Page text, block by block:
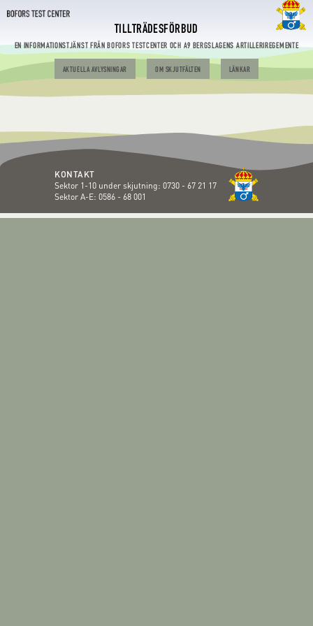
TILLTRÄDESFÖRBUD
EN INFORMATIONSTJÄNST FRÅN BOFORS TESTCENTER OCH A9 BERGSLAGENS ARTILLERIREGEMENTE
AKTUELLA AVLYSNINGAR OM SKJUTFÄLTEN LÄNKAR
KONTAKT
Sektor 1-10 under skjutning: 0730 - 67 21 17
Sektor A-E: 0586 - 68 001